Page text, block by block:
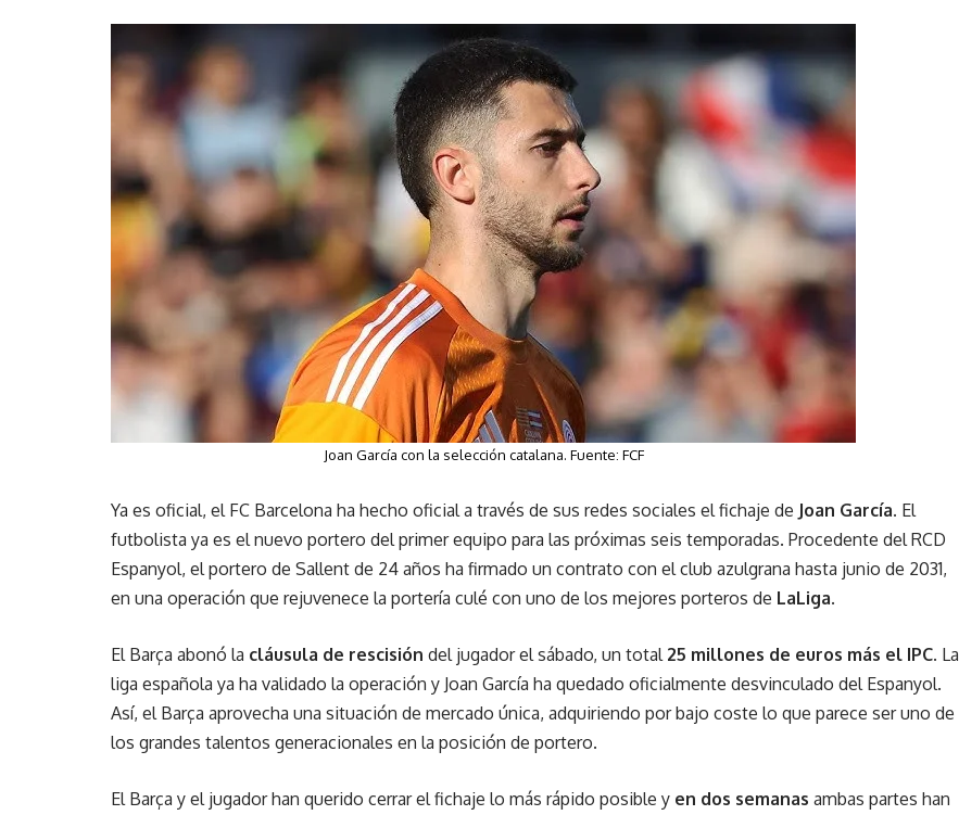
Joan García con la selección catalana. Fuente: FCF
Ya es oficial, el FC Barcelona ha hecho oficial a través de sus redes sociales el fichaje de Joan García. El
futbolista ya es el nuevo portero del primer equipo para las próximas seis temporadas. Procedente del RCD
Espanyol, el portero de Sallent de 24 años ha firmado un contrato con el club azulgrana hasta junio de 2031,
en una operación que rejuvenece la portería culé con uno de los mejores porteros de LaLiga.
El Barça abonó la cláusula de rescisión del jugador el sábado, un total 25 millones de euros más el IPC. La
liga española ya ha validado la operación y Joan García ha quedado oficialmente desvinculado del Espanyol.
Así, el Barça aprovecha una situación de mercado única, adquiriendo por bajo coste lo que parece ser uno de
los grandes talentos generacionales en la posición de portero.
El Barça y el jugador han querido cerrar el fichaje lo más rápido posible y en dos semanas ambas partes han